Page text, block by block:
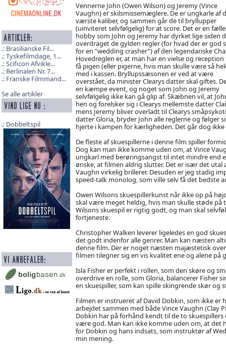
Brasilianske Fil...
Tyskefilmdage, 1...
Scificon Afvikle...
Berlinalen Nr. 7...
Franske Filmmand...
Se alle artikler
Dobbeltspil
Vennerne John (Owen Wilson) og Jeremy (Vince
Vaughn) er skilsmissemæglere. De er ungkarle af
værste kaliber, og sammen går de til bryllupper
(uinviteret selvfølgelig) for at score. Det er en
hobby som John og Jeremy har dyrket lige siden
overdraget de gylden regler (for hvad der er god
for en ”wedding crasher”) af den legendariske
Hovedreglen er, at man har en vielse og reception
få pigen (eller pigerne, hvis man skulle være så
med i kassen. Bryllupssæsonen er ved at være
overstået, da minister Clearys datter skal giftes.
en kæmpe event, og noget som John og Jeremy
selvfølgelig ikke kan gå glip af. Skæbnen vil, at
hen og forelsker sig i Clearys mellemste datter
mens Jeremy bliver overladt til Clearys
datter Gloria, bryder John alle reglerne og følger
hjerte i kampen for kærligheden. Det går dog
De fleste af skuespillerne i denne film spiller
Dog kan man ikke komme uden om, at Vince
ungkarl med berøringsangst til intet mindre end
ønske, at filmen aldrig slutter. Det er især det utal
Vaughn virkelig brillerer. Desuden er jeg stadig
speed-talk monolog, som ville selv få det bedste
Owen Wilsons skuespillerkunst når ikke op på
skal være meget heldig, hvis man skulle støde
Wilsons skuespil er rigtig godt, og man skal
fortjeneste.
Christopher Walken leverer ligeledes en god
det godt indenfor alle genrer. Man kan næsten
denne film. Der er noget næsten majæstetisk
filmen tilegner sig en vis kvalitet ene og alene på
Isla Fisher er perfekt i rollen, som den skøre og
overdrive en rolle, som Gloria, balancerer Fisher
en skuespiller, som kan spille skingrende skør
Filmen er instrueret af David Dobkin, som ikke
arbejdet sammen med både Vince Vaughn (Clay
Dobkin har på forhånd kendt til de to
være god. Man kan ikke komme uden om, at det
for Dobkin og hans indsats, som instruktør af
min mening.